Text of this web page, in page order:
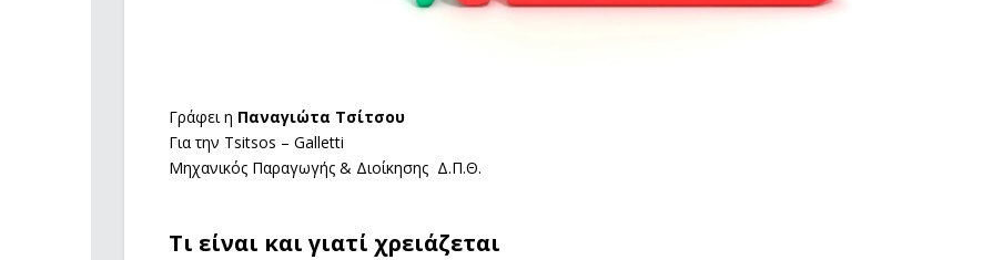
Γράφειη Παναγιώτα Τσίτσου
Για την Τsitsos – Galletti
Μηχανικός Παραγωγής & Διοίκησης Δ.Π.Θ.
Τι είναι και γιατί χρειάζεται